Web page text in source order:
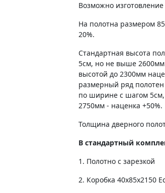
Возможно
На полотна размером
20%.
Стандартная высота
5см, но не выше 2600мм
высотой до 2300мм
размерный ряд
по ширине с шагом
2750мм - наценка +50%.
Толщина дверного
В стандартный
1. Полотно c зарезкой
2. Коробка 40х85х2150